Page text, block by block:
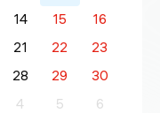
14 15
16
21 22
23
28 29
30
4 5 6